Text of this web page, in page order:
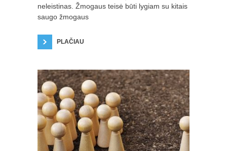
neleistinas. Žmogaus teisė būti lygiam su kitais
saugo žmogaus
PLAČIAU